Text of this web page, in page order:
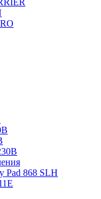
Pad 868 SLH